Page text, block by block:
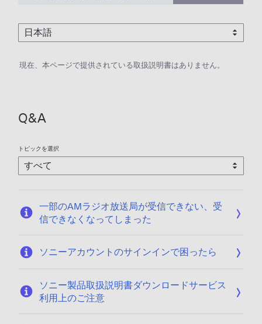
現在、本ページで提供されている取扱説明書はありません。
Q&A
トピックを選択
一部のAMラジオ放送局が受信できない、受
信できなくなってしまった
ソニーアカウントのサインインで困ったら
ソニー製品取扱説明書ダウンロードサービス
利用上のご注意